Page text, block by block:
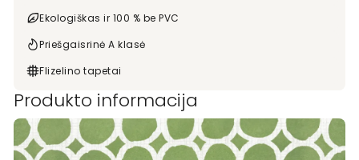
Ekologiškas ir 100 % be PVC
Priešgaisrinė A klasė
Flizelino tapetai
Produkto informacija